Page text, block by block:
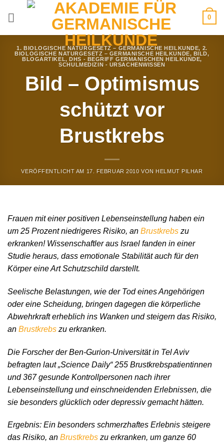
0
1. BIOLOGISCHE NATURGESETZ – GERMANISCHE HEILKUNDE, 2.
BIOLOGISCHE NATURGESETZ – GERMANISCHE HEILKUNDE, BILD,
BLOGARTIKEL, DHS - BEGRIFF GERMANISCHEN HEILKUNDE,
SCHULMEDIZIN - URSACHENWISSEN
Bild – Optimismus
schützt vor
Brustkrebs
VERÖFFENTLICHT AM 17. FEBRUAR 2010 VON HELMUT PILHAR
Frauen mit einer positiven Lebenseinstellung haben ein
um 25 Prozent niedrigeres Risiko, an Brustkrebs zu
erkranken! Wissenschaftler aus Israel fanden in einer
Studie heraus, dass emotionale Stabilität auch für den
Körper eine Art Schutzschild darstellt.
Seelische Belastungen, wie der Tod eines Angehörigen
oder eine Scheidung, bringen dagegen die körperliche
Abwehrkraft erheblich ins Wanken und steigern das Risiko,
an Brustkrebs zu erkranken.
Die Forscher der Ben-Gurion-Universität in Tel Aviv
befragten laut „Science Daily“ 255 Brustkrebspatientinnen
und 367 gesunde Kontrollpersonen nach ihrer
Lebenseinstellung und einschneidenden Erlebnissen, die
sie besonders glücklich oder depressiv gemacht hätten.
Ergebnis: Ein besonders schmerzhaftes Erlebnis steigere
das Risiko, an Brustkrebs zu erkranken, um ganze 60